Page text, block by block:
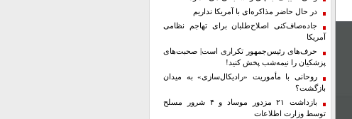
در حال حاضر مذاکره‌ای با آمریکا نداریم
جاده‌صاف‌کنی اصلاح‌طلبان برای تهاجم نظامی
آمریکا
حرف‌های رئیس‌جمهور تکراری است| صحبت‌های
پزشکیان را نیمه‌شب پخش کنید!
روحانی با مأموریت «رادیکال‌سازی» به میدان
بازگشت؟
بازداشت ۲۱ مزدور موساد و ۴ شرور مسلح
توسط وزارت اطلاعات